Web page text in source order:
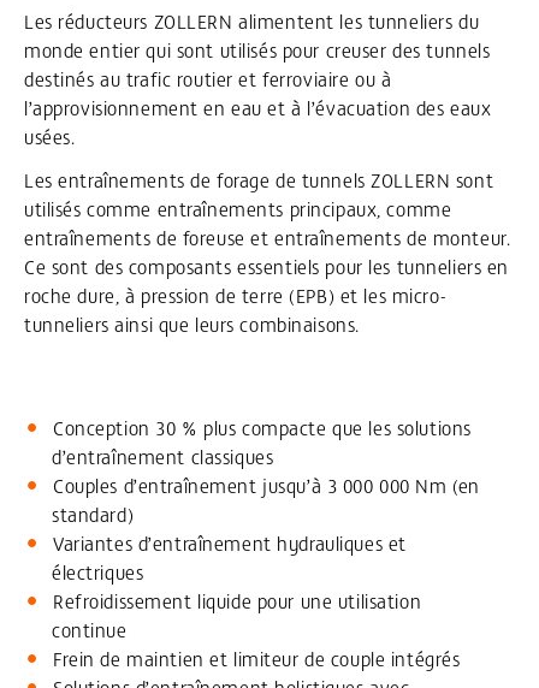
Les réducteurs ZOLLERN alimentent les tunneliers du
monde entier qui sont utilisés pour creuser des tunnels
destinés au trafic routier et ferroviaire ou à
l’approvisionnement en eau et à l’évacuation des eaux
usées.
Les entraînements de forage de tunnels ZOLLERN sont
utilisés comme entraînements principaux, comme
entraînements de foreuse et entraînements de monteur.
Ce sont des composants essentiels pour les tunneliers en
roche dure, à pression de terre (EPB) et les micro-
tunneliers ainsi que leurs combinaisons.
Conception 30 % plus compacte que les solutions
d’entraînement classiques
Couples d’entraînement jusqu’à 3 000 000 Nm (en
standard)
Variantes d’entraînement hydrauliques et
électriques
Refroidissement liquide pour une utilisation
continue
Frein de maintien et limiteur de couple intégrés